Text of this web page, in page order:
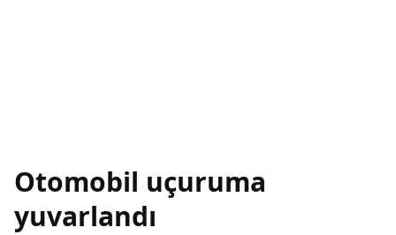
Otomobil uçuruma
yuvarlandı